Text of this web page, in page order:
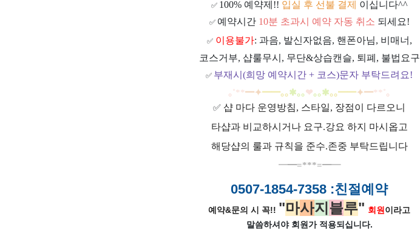
✅ 100% 예약제!! 입실 후 선불 결제 이십니다^^
✅ 예약시간 10분 초과시 예약 자동 취소 되세요!
✅ 이용불가: 과음, 발신자없음, 핸폰아님, 비매너,
코스거부, 샵룰무시, 무단&상습캔슬, 퇴폐, 불법요구
✅ 부재시(희망 예약시간 + 코스)문자 부탁드려요!
｡˚**━✦━━｡｡✱｡｡❤｡｡✱｡｡━━✦━**˚｡
✅ 샵 마다 운영방침, 스타일, 장점이 다르오니
타샵과 비교하시거나 요구.강요 하지 마시옵고
해당샵의 룰과 규칙을 준수.존중 부탁드립니다
━━=***=━━
0507-1854-7358 :친절예약
예약&문의 시 꼭!! "마사지 블루" 회원 이라고
말씀하셔야 회원가 적용되십니다.